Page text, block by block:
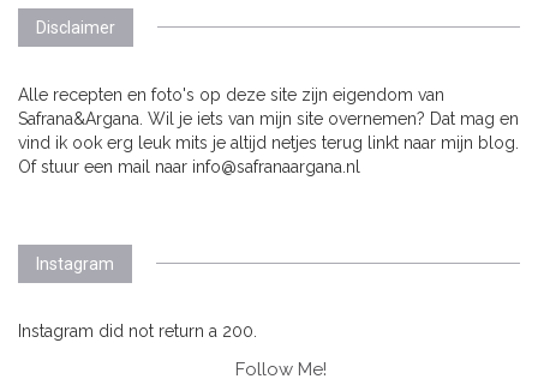
Disclaimer
Alle recepten en foto's op deze site zijn eigendom van
Safrana&Argana. Wil je iets van mijn site overnemen? Dat mag en
vind ik ook erg leuk mits je altijd netjes terug linkt naar mijn blog.
Of stuur een mail naar info@safranaargana.nl
Instagram
Instagram did not return a 200.
Follow Me!